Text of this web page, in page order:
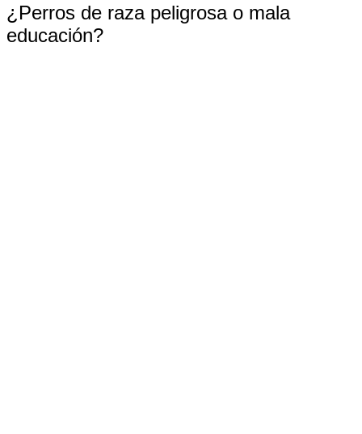
¿Perros de raza peligrosa o mala
educación?